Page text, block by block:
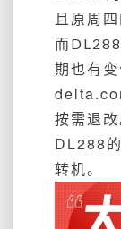
且原周
而
期也有变
按需退改
DL288
转机。